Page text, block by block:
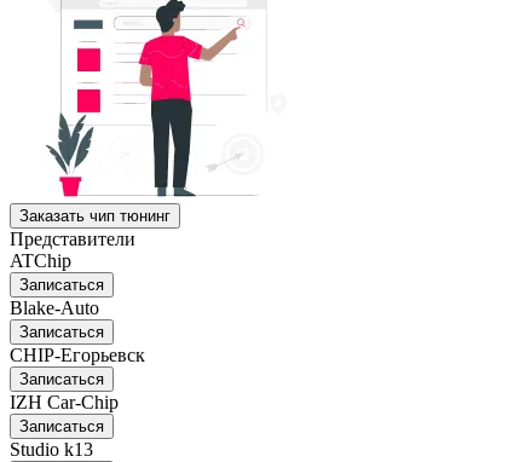
Заказать чип тюнинг
Представители
ATChip
Записаться
Blake-Auto
Записаться
CHIP-Егорьевск
Записаться
IZH Car-Chip
Записаться
Studio k13